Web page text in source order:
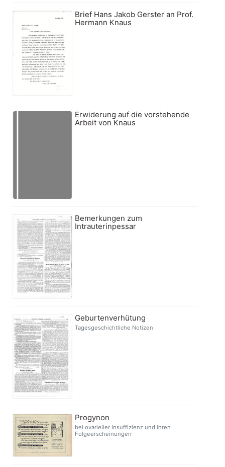
Brief Hans Jakob Gerster an Prof.
Hermann Knaus
Erwiderung auf die vorstehende
Arbeit von Knaus
Bemerkungen zum
Intrauterinpessar
Geburtenverhütung
Tagesgeschichtliche Notizen
Progynon
bei ovarieller Insuffizienz und ihren
Folgeerscheinungen